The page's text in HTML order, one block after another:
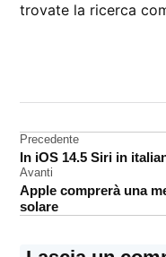
trovate la ricerca
Navigazione
articoli
Precedente
In iOS 14.5 Siri in
Avanti
Apple comprerà una
solare